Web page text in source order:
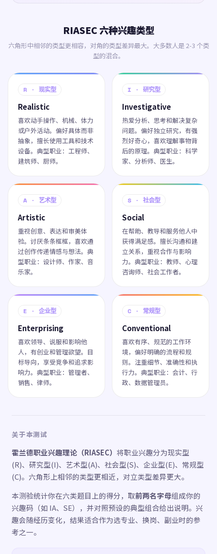
RIASEC 六种兴趣类型
六角形中相邻的类型更相容，对角的类型差异最大。大多数人是 2-3 个类
型的混合。
R · 现实型
Realistic
喜欢动手操作、机械、体力
或户外活动。偏好具体而非
抽象，擅长使用工具和技术
设备。典型职业：工程师、
建筑师、厨师。
I · 研究型
Investigative
热爱分析、思考和解决复杂
问题。偏好独立研究，有强
烈好奇心，喜欢理解事物背
后的原理。典型职业：科学
家、分析师、医生。
A · 艺术型
Artistic
重视创意、表达和审美体
验。讨厌条条框框，喜欢通
过创作传递情感与想法。典
型职业：设计师、作家、音
乐家。
S · 社会型
Social
在帮助、教导和服务他人中
获得满足感。擅长沟通和建
立关系，重视合作与影响
力。典型职业：教师、心理
咨询师、社会工作者。
E · 企业型
Enterprising
喜欢领导、说服和影响他
人，有创业和管理欲望。目
标导向，享受竞争和追求影
响力。典型职业：管理者、
销售、律师。
C · 常规型
Conventional
喜欢有序、规范的工作环
境，偏好明确的流程和规
则。注重细节、准确性和执
行力。典型职业：会计、行
政、数据管理员。
关于本测试
霍兰德职业兴趣理论（RIASEC） 将职业兴趣分为现实型
(R)、研究型(I)、艺术型(A)、社会型(S)、企业型(E)、常规型
(C)。六角形上相邻的类型更相近，对立类型差异更大。
本测验统计你在六类题目上的得分，取前两名字母组成你的
兴趣码（如 IA、SE），并对照预设的典型组合给出说明。兴
趣会随经历变化，结果适合作为选专业、换岗、副业时的参
考之一。